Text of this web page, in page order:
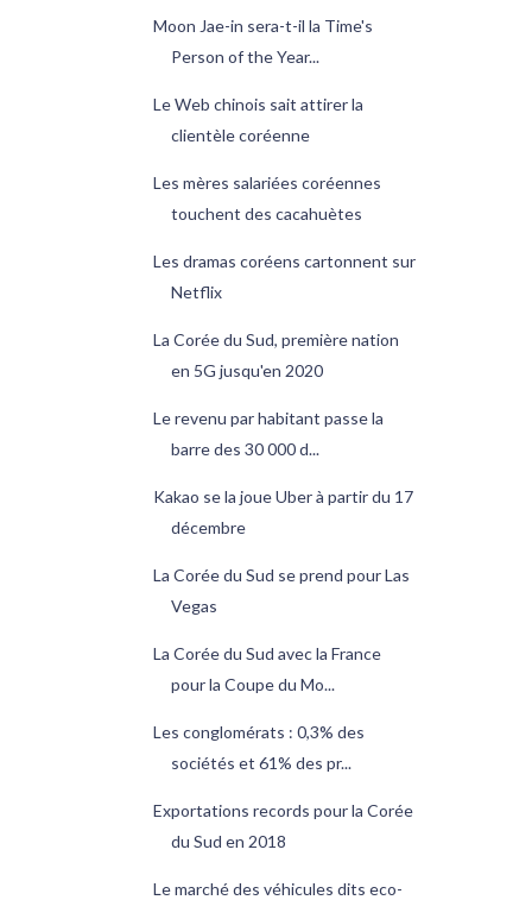
Moon Jae-in sera-t-il la Time's
Person of the Year...
Le Web chinois sait attirer la
clientèle coréenne
Les mères salariées coréennes
touchent des cacahuètes
Les dramas coréens cartonnent sur
Netflix
La Corée du Sud, première nation
en 5G jusqu'en 2020
Le revenu par habitant passe la
barre des 30 000 d...
Kakao se la joue Uber à partir du 17
décembre
La Corée du Sud se prend pour Las
Vegas
La Corée du Sud avec la France
pour la Coupe du Mo...
Les conglomérats : 0,3% des
sociétés et 61% des pr...
Exportations records pour la Corée
du Sud en 2018
Le marché des véhicules dits eco-